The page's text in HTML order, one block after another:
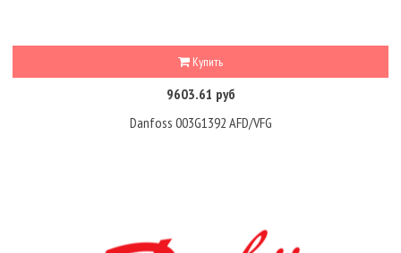
Купить
9603.61 руб
Danfoss 003G1392 AFD/VFG